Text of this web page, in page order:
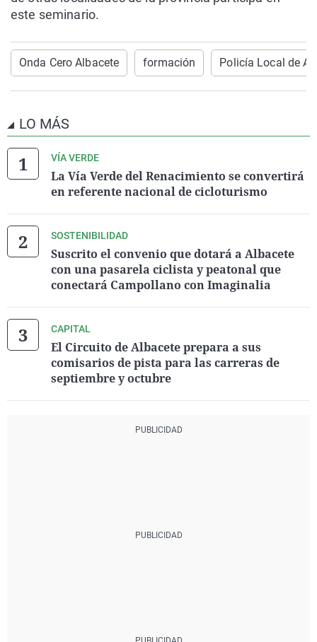
este seminario.
Onda Cero Albacete formación Policía Local de
LO MÁS
VÍA VERDE
La Vía Verde del Renacimiento se convertirá
en referente nacional de cicloturismo
SOSTENIBILIDAD
Suscrito el convenio que dotará a Albacete
con una pasarela ciclista y peatonal que
conectará Campollano con Imaginalia
CAPITAL
El Circuito de Albacete prepara a sus
comisarios de pista para las carreras de
septiembre y octubre